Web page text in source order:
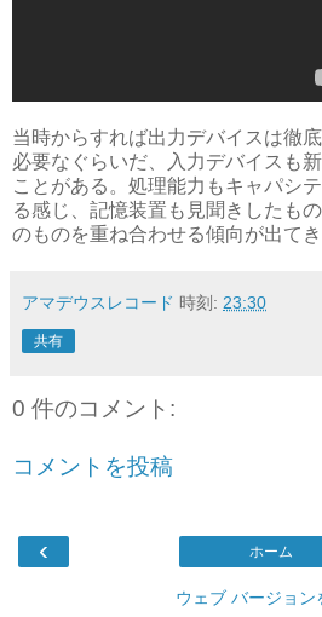
当時からすれば出力デバイスは徹
必要なぐらいだ、入力デバイスも
ことがある。処理能力もキャパシ
る感じ、記憶装置も見聞きしたも
のものを重ね合わせる傾向が出てき
アマデウスレコード 時刻: 23:30
共有
0 件のコメント:
コメントを投稿
‹ ホーム
ウェブ バージョン